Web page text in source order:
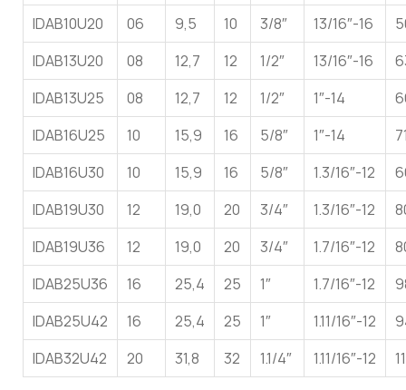
IDAB10U20
06 9,5 10 3/8″ 13/16″-16
IDAB13U20
08 12,7 12 1/2″ 13/16″-16
IDAB13U25
08 12,7 12 1/2″ 1″-14
IDAB16U25
10 15,9 16 5/8″ 1″-14
IDAB16U30
10 15,9 16 5/8″ 1.3/16″-12
IDAB19U30
12 19,0 20 3/4″ 1.3/16″-12
IDAB19U36
12 19,0 20 3/4″ 1.7/16″-12
IDAB25U36
16 25,4 25 1″ 1.7/16″-12
IDAB25U42
16 25,4 25 1″ 1.11/16″-12
IDAB32U42
20 31,8 32 1.1/4″ 1.11/16″-12